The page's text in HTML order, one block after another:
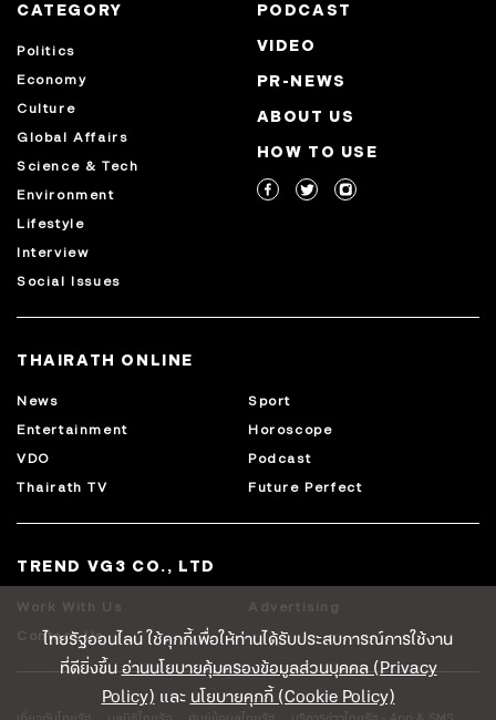
ไทยรัฐออนไลน์ ใช้คุกกี้เพื่อให้ท่านได้รับประสบการณ์การใช้งาน
ที่ดียิ่งขึ้นอ่านนโยบายคุ้มครองข้อมูลส่วนบุคคล (Privacy
Policy) และนโยบายคุกกี้ (Cookie Policy)
CATEGORY
Politics
Economy
Culture
Global Affairs
Science & Tech
Environment
Lifestyle
Interview
Social Issues
PODCAST
VIDEO
PR-NEWS
ABOUT US
HOW TO USE
THAIRATH ONLINE
News
Sport
Entertainment
Horoscope
VDO
Podcast
Thairath TV
Future Perfect
TREND VG3 CO., LTD
Work With Us
Advertising
Contact Us